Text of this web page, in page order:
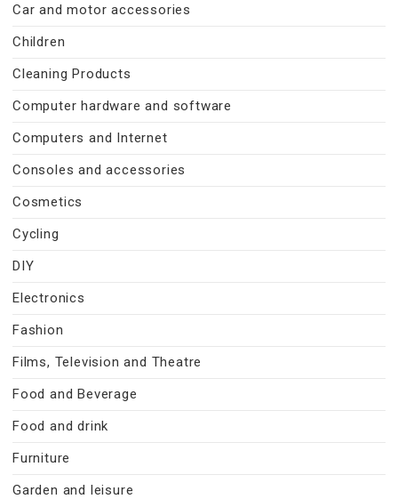
Car and motor accessories
Children
Cleaning Products
Computer hardware and software
Computers and Internet
Consoles and accessories
Cosmetics
Cycling
DIY
Electronics
Fashion
Films, Television and Theatre
Food and Beverage
Food and drink
Furniture
Garden and leisure